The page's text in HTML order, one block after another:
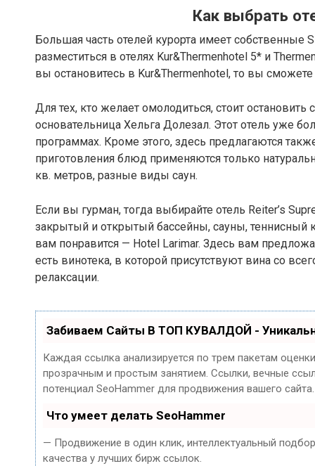
Как выбрать
Большая часть отелей курорта имеет собственные
разместиться в отелях Kur&Thermenhotel 5* и
вы остановитесь в Kur&Thermenhotel, то вы
Для тех, кто желает омолодиться, стоит
основательница Хельга Долезал. Этот отель уже
программах. Кроме этого, здесь предлагаются
приготовления блюд применяются только
кв. метров, разные виды саун.
Если вы гурман, тогда выбирайте отель Reiter’s
закрытый и открытый бассейны, сауны, теннисный
вам понравится — Hotel Larimar. Здесь вам
есть винотека, в которой присутствуют вина со
релаксации.
Забиваем Сайты В ТОП КУВАЛДОЙ -
Каждая ссылка анализируется по трем пакетам
прозрачным и простым занятием. Ссылки, вечные
потенциал SeoHammer для продвижения вашего сайта.
Что умеет делать SeoHammer
— Продвижение в один клик, интеллектуальный
качества у лучших бирж ссылок.